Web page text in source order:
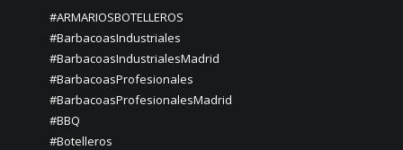
#ARMARIOSBOTELLEROS
#BarbacoasIndustriales
#BarbacoasIndustrialesMadrid
#BarbacoasProfesionales
#BarbacoasProfesionalesMadrid
#BBQ
#Botelleros